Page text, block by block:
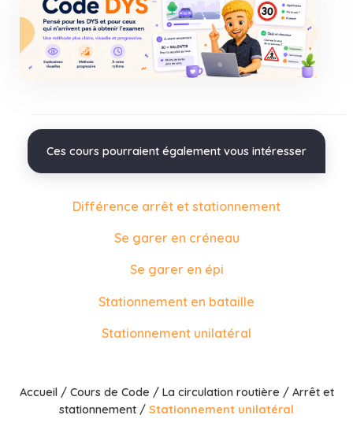
Ces cours pourraient également vous intéresser
Différence arrêt et stationnement
Se garer en créneau
Se garer en épi
Stationnement en bataille
Stationnement unilatéral
Accueil/ Cours de Code / La circulation routière / Arrêt et
stationnement / Stationnement unilatéral